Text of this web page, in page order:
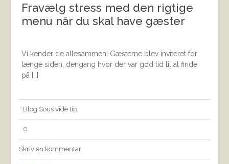
Fravælg stress med den rigtige
menu når du skal have gæster
Vi kender de allesammen! Gæsterne blev inviteret for
længe siden, dengang hvor der var god tid til at finde
på […]
Blog Sous vide tip
0
Skriv en kommentar